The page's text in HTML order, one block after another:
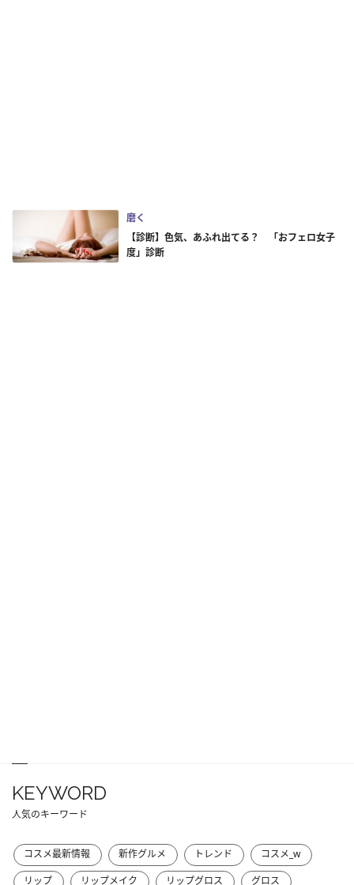
磨く
【診断】色気、あふれ出てる？ 「おフェロ女子
度」診断
KEYWORD
人気のキーワード
コスメ最新情報 新作グルメ トレンド
コスメ_w
リップ
リップメイク リップグロス
グロス